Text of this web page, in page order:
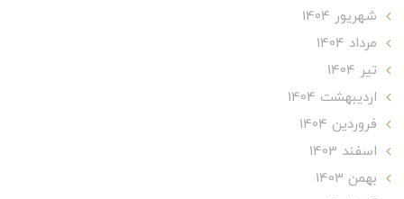
شهریور 1404
مرداد 1404
تير 1404
ارديبهشت 1404
فروردین 1404
اسفند 1403
بهمن 1403